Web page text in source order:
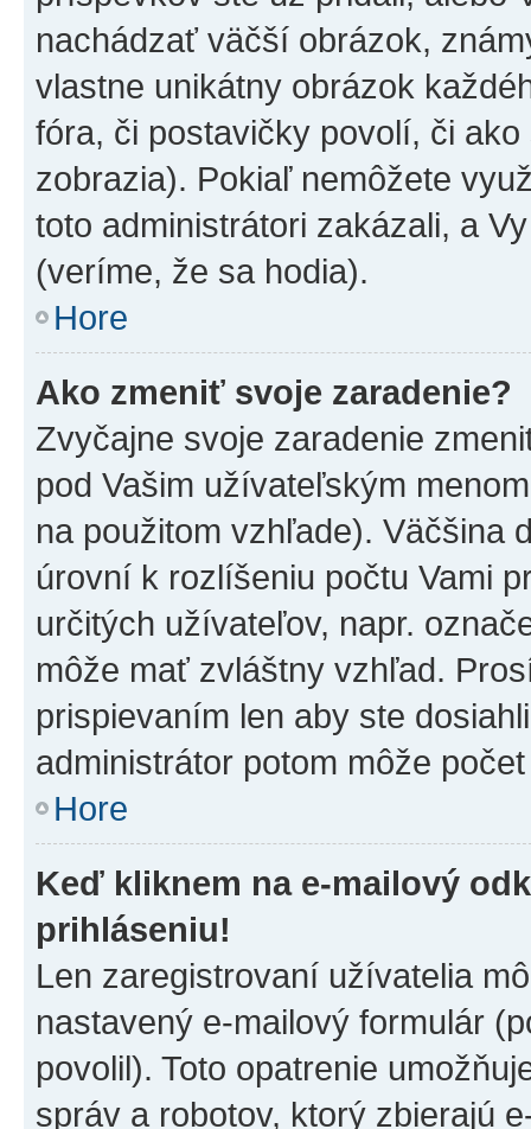
nachádzať väčší obrázok,
vlastne unikátny obrázok
fóra, či postavičky povolí, či
zobrazia). Pokiaľ nemôžete
toto administrátori zakázali, a
(veríme, že sa hodia).
Hore
Ako zmeniť svoje zaradenie?
Zvyčajne svoje zaradenie
pod Vašim užívateľským
na použitom vzhľade). Väčšina
úrovní k rozlíšeniu počtu Vami
určitých užívateľov, napr.
môže mať zvláštny vzhľad.
prispievaním len aby ste
administrátor potom môže
Hore
Keď kliknem na e-mailový
prihláseniu!
Len zaregistrovaní užívatelia
nastavený e-mailový formulár
povolil). Toto opatrenie
správ a robotov, ktorý zbierajú